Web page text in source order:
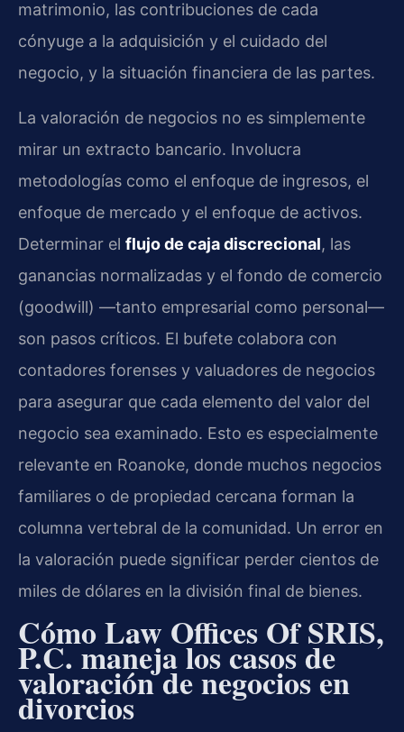
matrimonio, las contribuciones de cada
cónyuge a la adquisición y el cuidado del
negocio, y la situación financiera de las partes.
La valoración de negocios no es simplemente
mirar un extracto bancario. Involucra
metodologías como el enfoque de ingresos, el
enfoque de mercado y el enfoque de activos.
Determinar el flujo de caja discrecional, las
ganancias normalizadas y el fondo de comercio
(goodwill) —tanto empresarial como personal—
son pasos críticos. El bufete colabora con
contadores forenses y valuadores de negocios
para asegurar que cada elemento del valor del
negocio sea examinado. Esto es especialmente
relevante en Roanoke, donde muchos negocios
familiares o de propiedad cercana forman la
columna vertebral de la comunidad. Un error en
la valoración puede significar perder cientos de
miles de dólares en la división final de bienes.
Cómo Law Offices Of SRIS,
P.C. maneja los casos de
valoración de negocios en
divorcios